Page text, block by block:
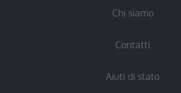
Chi siamo
Contatti
Aiuti di stato